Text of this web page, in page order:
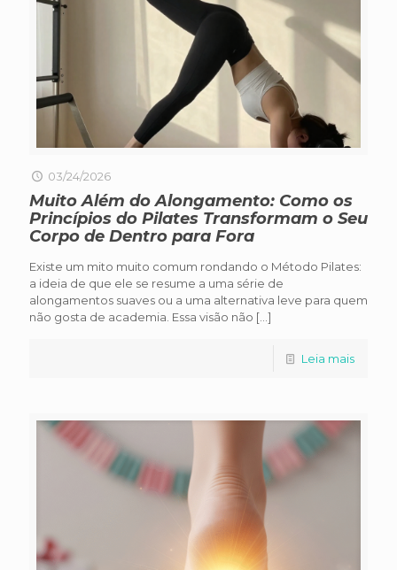
03/24/2026
Muito Além do Alongamento: Como os
Princípios do Pilates Transformam o Seu
Corpo de Dentro para Fora
Existe um mito muito comum rondando o Método Pilates:
a ideia de que ele se resume a uma série de
alongamentos suaves ou a uma alternativa leve para quem
não gosta de academia. Essa visão não […]
Leia mais